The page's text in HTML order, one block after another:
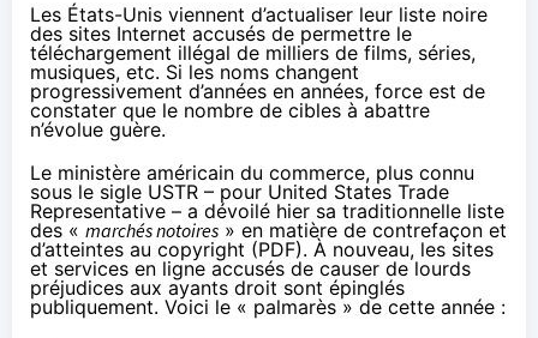
Les États-Unis viennent d’actualiser leur liste noire
des sites Internet accusés de permettre le
téléchargement illégal de milliers de films, séries,
musiques, etc. Si les noms changent
progressivement d’années en années, force est de
constater que le nombre de cibles à abattre
n’évolue guère.
Le ministère américain du commerce, plus connu
sous le sigle USTR – pour United States Trade
Representative – a dévoilé hier sa traditionnelle liste
des « marchés notoires » en matière de contrefaçon et
d’atteintes au copyright (PDF). À nouveau, les sites
et services en ligne accusés de causer de lourds
préjudices aux ayants droit sont épinglés
publiquement. Voici le « palmarès » de cette année :